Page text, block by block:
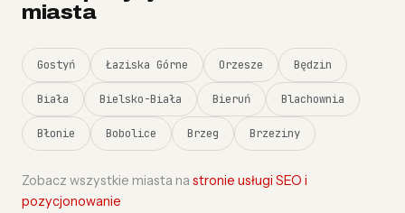
miasta
Gostyń Łaziska Górne Orzesze Będzin
Biała Bielsko-Biała Bieruń Blachownia
Błonie Bobolice Brzeg Brzeziny
Zobacz wszystkie miasta na stronie usługi SEO i
pozycjonowanie